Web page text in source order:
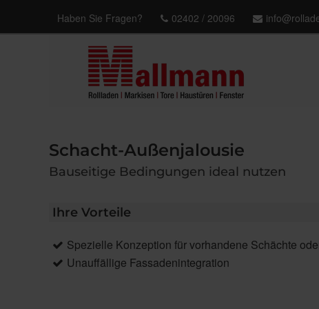
Haben Sie Fragen? 02402 / 20096
Schacht-Außenjalousie
Bauseitige Bedingungen ideal nutzen
Ihre Vorteile
Spezielle Konzeption für vorhandene Schächte
Unauffällige Fassadenintegration